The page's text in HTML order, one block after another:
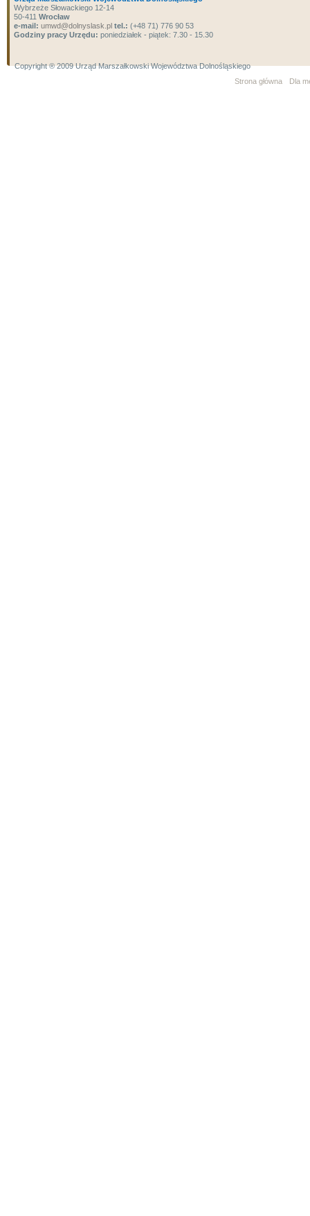
Wybrzeże Słowackiego 12-14
50-411 Wrocław
e-mail: umwd@dolnyslask.pl tel.: (+48 71) 776 90 53
Godziny pracy Urzędu: poniedziałek - piątek: 7.30 - 15.30
Copyright ® 2009 Urząd Marszałkowski Województwa Dolnośląskiego
Strona główna
Dla